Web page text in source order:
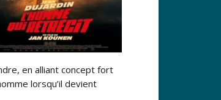
en alliant concept fort
lorsqu’il devient